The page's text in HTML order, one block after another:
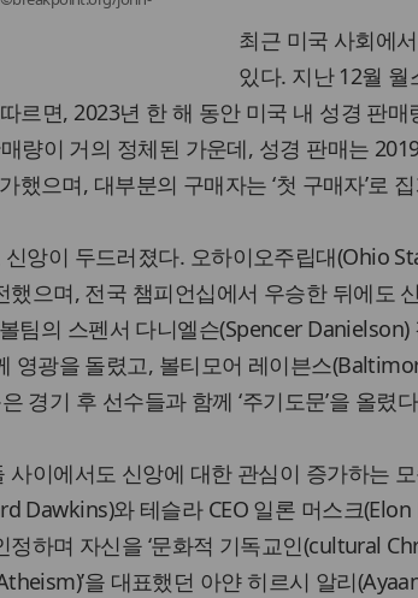
최근 미국 사회에
있다. 지난 12월
르면, 2023년 한 해 동안 미국 내 성경 판
량이 거의 정체된 가운데, 성경 판매는
했으며, 대부분의 구매자는 ‘첫 구매자’로
앙이 두드러졌다. 오하이오주립대(Ohio
했으며, 전국 챔피언십에서 우승한 뒤에도
팀의 스펜서 다니엘슨(Spencer
영광을 돌렸고, 볼티모어 레이븐스
경기 후 선수들과 함께 ‘주기도문’을 올렸
사이에서도 신앙에 대한 관심이 증가하는
Dawkins)와 테슬라 CEO 일론 머스크
정하며 자신을 ‘문화적 기독교인(cultural
을 대표했던 아얀 히르시 알리